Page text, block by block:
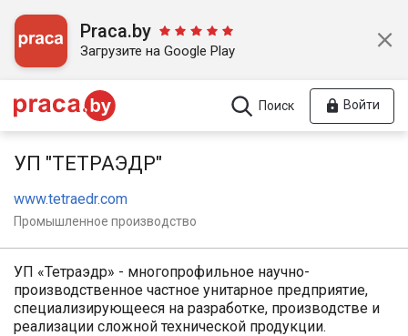
Praca.by
Загрузите на Google Play
Поиск Войти
УП "ТЕТРАЭДР"
www.tetraedr.com
Промышленное производство
УП «Тетраэдр» - многопрофильное научно-
производственное частное унитарное предприятие,
специализирующееся на разработке, производстве и
реализации сложной технической продукции.